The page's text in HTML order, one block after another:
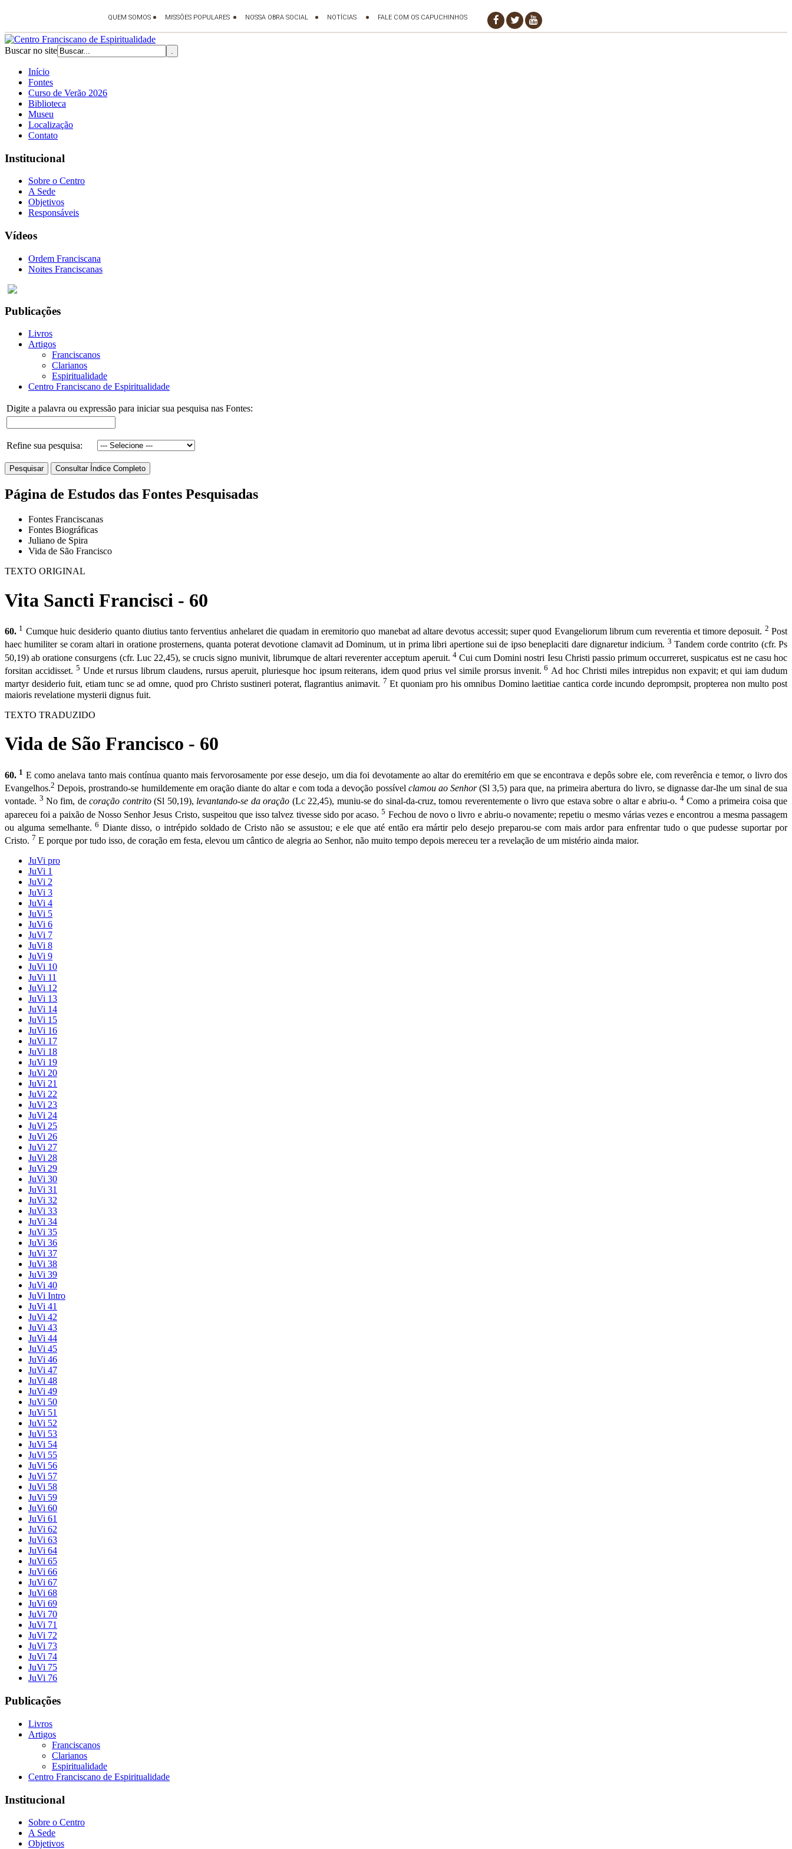
Buscar no site
Início
Fontes
Curso de Verão 2026
Biblioteca
Museu
Localização
Contato
Institucional
Sobre o Centro
A Sede
Objetivos
Responsáveis
Vídeos
Ordem Franciscana
Noites Franciscanas
Publicações
Livros
Artigos
Franciscanos
Clarianos
Espiritualidade
Centro Franciscano de Espiritualidade
Digite a palavra ou expressão para iniciar sua pesquisa nas Fontes:
Refine sua pesquisa:
Página de Estudos das Fontes Pesquisadas
Fontes Franciscanas
Fontes Biográficas
Juliano de Spira
Vida de São Francisco
TEXTO ORIGINAL
Vita Sancti Francisci - 60
60. 1 Cumque huic desiderio quanto diutius tanto ferventius anhelaret die quadam in eremitorio quo manebat ad altare devotus accessit; super quod Evangeliorum librum cum reverentia et timore deposuit. 2 Post
haec humiliter se coram altari in oratione prosternens, quanta poterat devotione clamavit ad Dominum, ut in prima libri apertione sui de ipso beneplaciti dare dignaretur indicium. 3 Tandem corde contrito (cfr. Ps
50,19) ab oratione consurgens (cfr. Luc 22,45), se crucis signo munivit, librumque de altari reverenter acceptum aperuit. 4Cui cum Domini nostri Iesu Christi passio primum occurreret, suspicatus est ne casu hoc
forsitan accidisset. 5 Unde et rursus librum claudens, rursus aperuit, pluriesque hoc ipsum reiterans, idem quod prius vel simile prorsus invenit.6 Ad hoc Christi miles intrepidus non expavit; et qui iam dudum
martyr desiderio fuit, etiam tunc se ad omne, quod pro Christo sustineri poterat, flagrantius animavit. 7 Et quoniam pro his omnibus Domino laetitiae cantica corde incundo deprompsit, propterea non multo post
maioris revelatione mysterii dignus fuit.
TEXTO TRADUZIDO
Vida de São Francisco - 60
60. 1 E como anelava tanto mais contínua quanto mais fervorosamente por esse desejo, um dia foi devotamente ao altar do eremitério em que se en­contrava e depôs sobre ele, com reverência e temor, o livro dos
Evangelhos.2 Depois, prostrando-se humildemente em oração dian­te do altar e com toda a devoção possível clamou ao Senhor(Sl 3,5) para que, na primeira abertura do livro, se dignasse dar-lhe um sinal de sua
vontade. 3 No fim, decoração contrito(Sl 50,19), levantando-se da oração (Lc 22,45), muniu-se do si­nal-da-cruz, tomou reverentemente o livro que estava sobre o al­tar e abriu-o. 4Como a primeira coisa que
apareceu foi a paixão de Nosso Senhor Jesus Cristo, suspeitou que isso talvez tivesse sido por acaso.5 Fechou de novo o livro e abriu-o novamente; repetiu o mesmo várias vezes e encontrou a mesma passagem
ou alguma semelhante.6 Diante disso, o intrépido soldado de Cristo não se assustou; e e­le que até então era mártir pelo desejo preparou-se com mais ar­dor para enfrentar tudo o que pudesse suportar por
Cristo. 7 E porque por tudo isso, de coração em festa, elevou um cântico de alegria ao Senhor, não muito tempo depois mereceu ter a revela­ção de um mistério ainda maior.
JuVi pro
JuVi 1
JuVi 2
JuVi 3
JuVi 4
JuVi 5
JuVi 6
JuVi 7
JuVi 8
JuVi 9
JuVi 10
JuVi 11
JuVi 12
JuVi 13
JuVi 14
JuVi 15
JuVi 16
JuVi 17
JuVi 18
JuVi 19
JuVi 20
JuVi 21
JuVi 22
JuVi 23
JuVi 24
JuVi 25
JuVi 26
JuVi 27
JuVi 28
JuVi 29
JuVi 30
JuVi 31
JuVi 32
JuVi 33
JuVi 34
JuVi 35
JuVi 36
JuVi 37
JuVi 38
JuVi 39
JuVi 40
JuVi Intro
JuVi 41
JuVi 42
JuVi 43
JuVi 44
JuVi 45
JuVi 46
JuVi 47
JuVi 48
JuVi 49
JuVi 50
JuVi 51
JuVi 52
JuVi 53
JuVi 54
JuVi 55
JuVi 56
JuVi 57
JuVi 58
JuVi 59
JuVi 60
JuVi 61
JuVi 62
JuVi 63
JuVi 64
JuVi 65
JuVi 66
JuVi 67
JuVi 68
JuVi 69
JuVi 70
JuVi 71
JuVi 72
JuVi 73
JuVi 74
JuVi 75
JuVi 76
Publicações
Livros
Artigos
Franciscanos
Clarianos
Espiritualidade
Centro Franciscano de Espiritualidade
Institucional
Sobre o Centro
A Sede
Objetivos